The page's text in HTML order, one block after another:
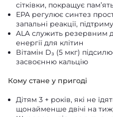
сітківки, покращує
EPA регулює синтез
запальні реакції,
ALA служить резервним
енергії для клітин
Вітамін D₃ (5 мкг)
засвоєнню кальцію
Кому стане у пригоді
Дітям 3 + років, які не
щонайменше двічі на